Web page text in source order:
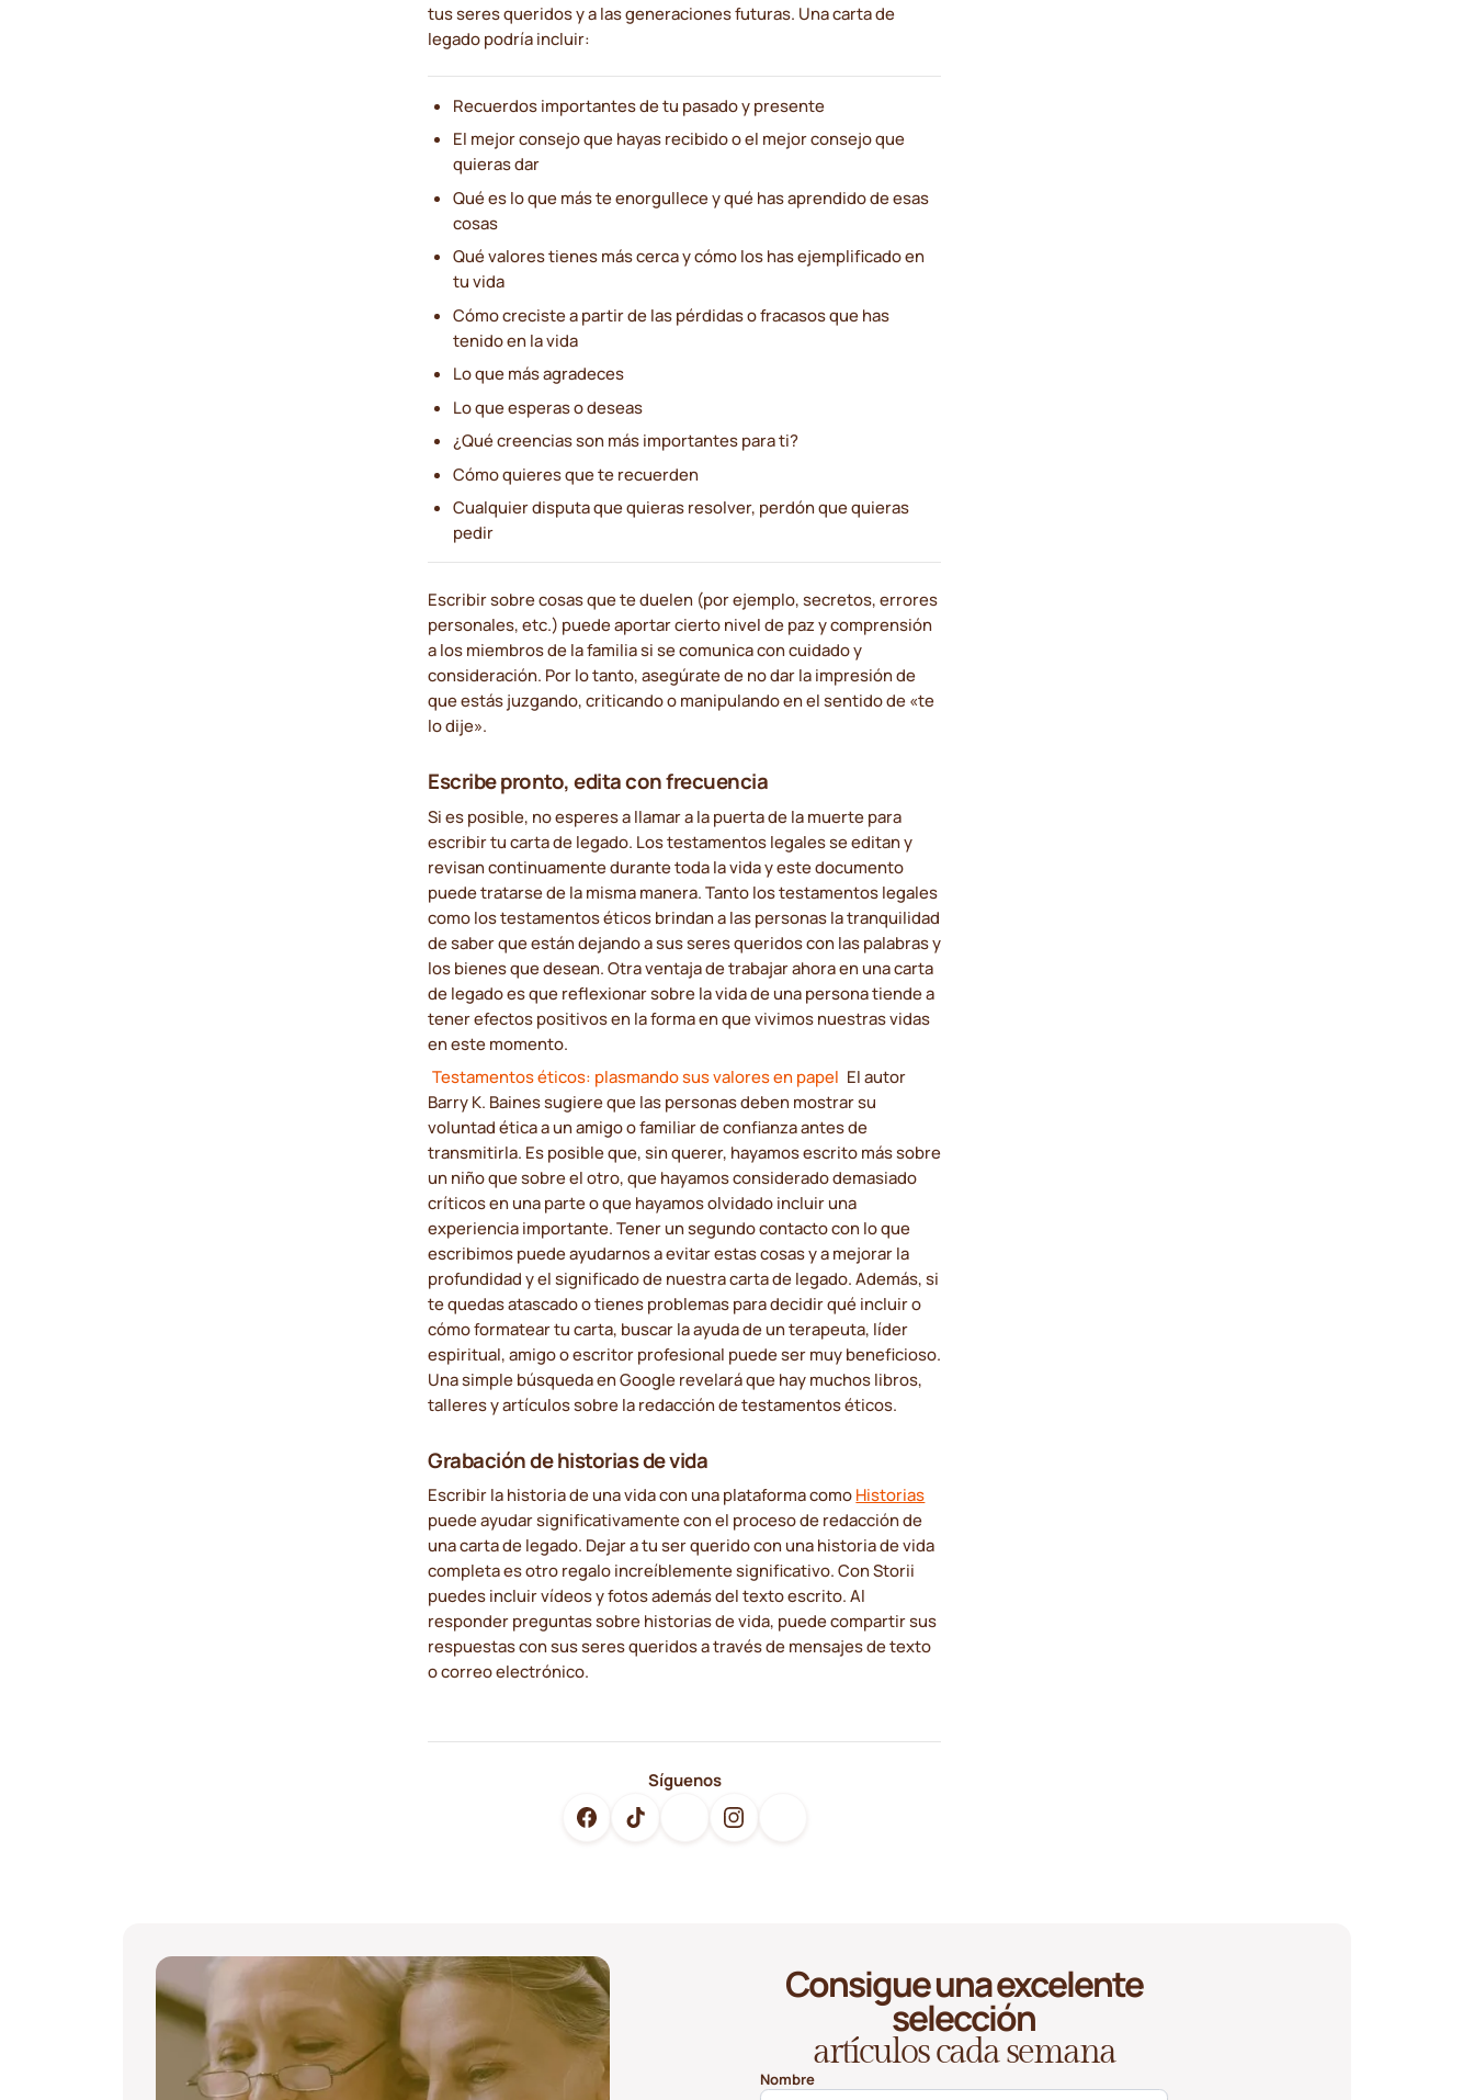
tus seres queridos y a las generaciones futuras. Una carta de
legado podría incluir:
Recuerdos importantes de tu pasado y presente
El mejor consejo que hayas recibido o el mejor consejo que
quieras dar
Qué es lo que más te enorgullece y qué has aprendido de esas
cosas
Qué valores tienes más cerca y cómo los has ejemplificado en
tu vida
Cómo creciste a partir de las pérdidas o fracasos que has
tenido en la vida
Lo que más agradeces
Lo que esperas o deseas
¿Qué creencias son más importantes para ti?
Cómo quieres que te recuerden
Cualquier disputa que quieras resolver, perdón que quieras
pedir
Escribir sobre cosas que te duelen (por ejemplo, secretos, errores
personales, etc.) puede aportar cierto nivel de paz y comprensión
a los miembros de la familia si se comunica con cuidado y
consideración. Por lo tanto, asegúrate de no dar la impresión de
que estás juzgando, criticando o manipulando en el sentido de «te
lo dije».
Escribe pronto, edita con frecuencia
Si es posible, no esperes a llamar a la puerta de la muerte para
escribir tu carta de legado. Los testamentos legales se editan y
revisan continuamente durante toda la vida y este documento
puede tratarse de la misma manera. Tanto los testamentos legales
como los testamentos éticos brindan a las personas la tranquilidad
de saber que están dejando a sus seres queridos con las palabras y
los bienes que desean. Otra ventaja de trabajar ahora en una carta
de legado es que reflexionar sobre la vida de una persona tiende a
tener efectos positivos en la forma en que vivimos nuestras vidas
en este momento.
Testamentos éticos: plasmando sus valores en papel El autor
Barry K. Baines sugiere que las personas deben mostrar su
voluntad ética a un amigo o familiar de confianza antes de
transmitirla. Es posible que, sin querer, hayamos escrito más sobre
un niño que sobre el otro, que hayamos considerado demasiado
críticos en una parte o que hayamos olvidado incluir una
experiencia importante. Tener un segundo contacto con lo que
escribimos puede ayudarnos a evitar estas cosas y a mejorar la
profundidad y el significado de nuestra carta de legado. Además, si
te quedas atascado o tienes problemas para decidir qué incluir o
cómo formatear tu carta, buscar la ayuda de un terapeuta, líder
espiritual, amigo o escritor profesional puede ser muy beneficioso.
Una simple búsqueda en Google revelará que hay muchos libros,
talleres y artículos sobre la redacción de testamentos éticos.
Grabación de historias de vida
Escribir la historia de una vida con una plataforma como Historias
puede ayudar significativamente con el proceso de redacción de
una carta de legado. Dejar a tu ser querido con una historia de vida
completa es otro regalo increíblemente significativo. Con Storii
puedes incluir vídeos y fotos además del texto escrito. Al
responder preguntas sobre historias de vida, puede compartir sus
respuestas con sus seres queridos a través de mensajes de texto
o correo electrónico.
Síguenos
Consigue una excelente
selección
artículos cada semana
Nombre